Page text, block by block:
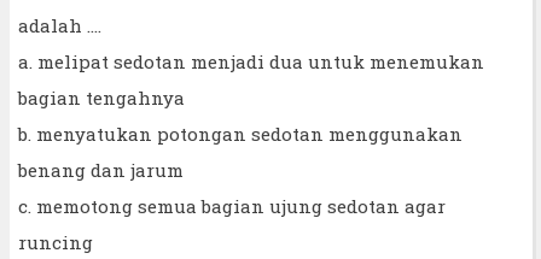
adalah ....
a. melipat sedotan menjadi dua untuk menemukan
bagian tengahnya
b. menyatukan potongan sedotan menggunakan
benang dan jarum
c. memotong semua bagian ujung sedotan agar
runcing